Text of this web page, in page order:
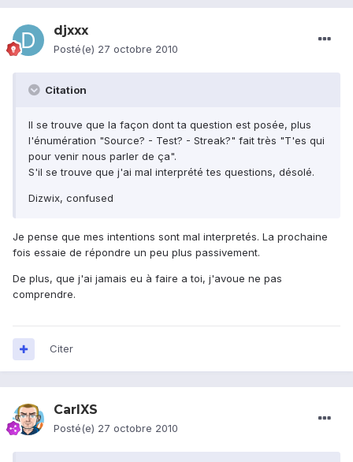
djxxx
Posté(e) 27 octobre 2010
Citation
Il se trouve que la façon dont ta question est posée, plus
l'énumération "Source? - Test? - Streak?" fait très "T'es qui
pour venir nous parler de ça".
S'il se trouve que j'ai mal interprété tes questions, désolé.
Dizwix, confused
Je pense que mes intentions sont mal interpretés. La prochaine
fois essaie de répondre un peu plus passivement.
De plus, que j'ai jamais eu à faire a toi, j'avoue ne pas
comprendre.
Citer
CarlXS
Posté(e) 27 octobre 2010